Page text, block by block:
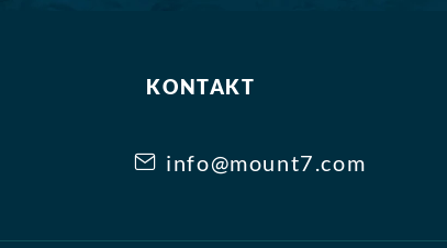
KONTAKT
info@mount7.com